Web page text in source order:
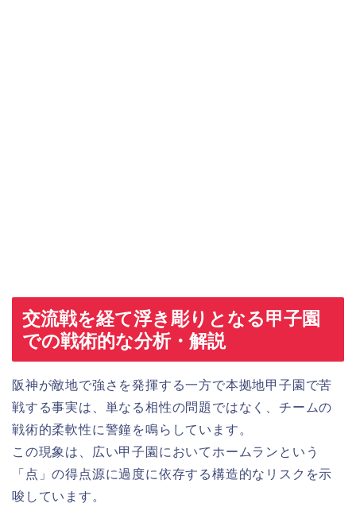
交流戦を経て浮き彫りとなる甲子園
での戦術的な分析・解説
阪神が敵地で強さを発揮する一方で本拠地甲子園で苦
戦する事実は、単なる相性の問題ではなく、チームの
戦術的柔軟性に警鐘を鳴らしています。
この現象は、広い甲子園においてホームランという
「点」の得点源に過度に依存する構造的なリスクを示
唆しています。